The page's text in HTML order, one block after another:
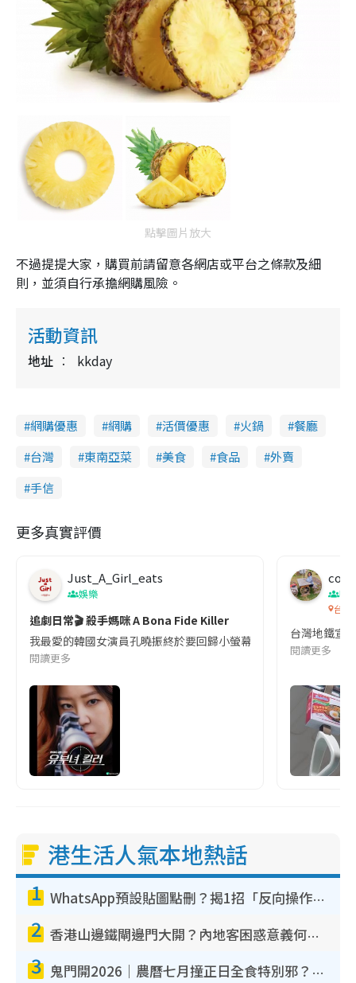
點擊圖片放大
不過提提大家，購買前請留意各網店或平台之條款及細
則，並須自行承擔網購風險。
活動資訊
地址 kkday
網購優惠 網購 活價優惠 火鍋
餐廳
台灣
東南亞菜 美食 食品
外賣
手信
更多真實評價
Just_A_Girl_eats
娛樂
追劇日常🎬 殺手媽咪 A Bona Fide Killer
我最愛的韓國女演員孔曉振終於要回歸小螢幕啦!這次的劇本改編
閱讀更多
co
吹
台灣
台灣地鐵宣
閱讀更多
港生活人氣本地熱話
1 WhatsApp預設貼圖點刪？揭1招「反向操作」還原簡潔介面 附3步實測教學
2 香港山邊鐵閘邊門大開？內地客困惑意義何在！網民神回覆：呢種叫法理性防禦
3 鬼門開2026｜農曆七月撞正日全食特別邪？專家警告切忌做一事！揭4大禁忌+2招保平安